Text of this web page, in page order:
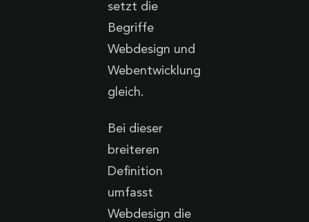
setzt die
Begriffe
Webdesign und
Webentwicklung
gleich.
Bei dieser
breiteren
Definition
umfasst
Webdesign die